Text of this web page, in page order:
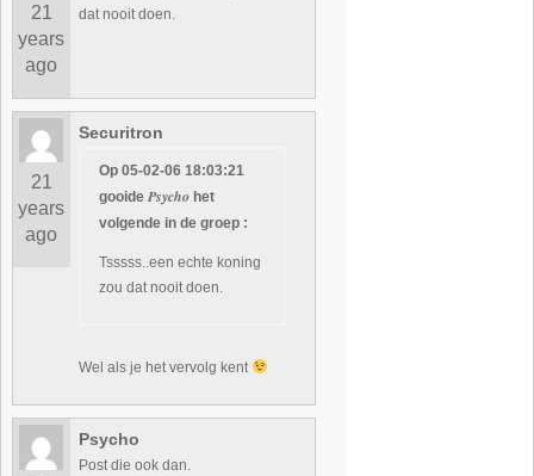
21
years
ago
dat nooit doen.
21
years
ago
Securitron
Op 05-02-06 18:03:21
gooidePsycho het
volgende in de groep :
Tsssss..een echte koning
zou dat nooit doen.
Wel als je het vervolg kent
Psycho
Post die ook dan.